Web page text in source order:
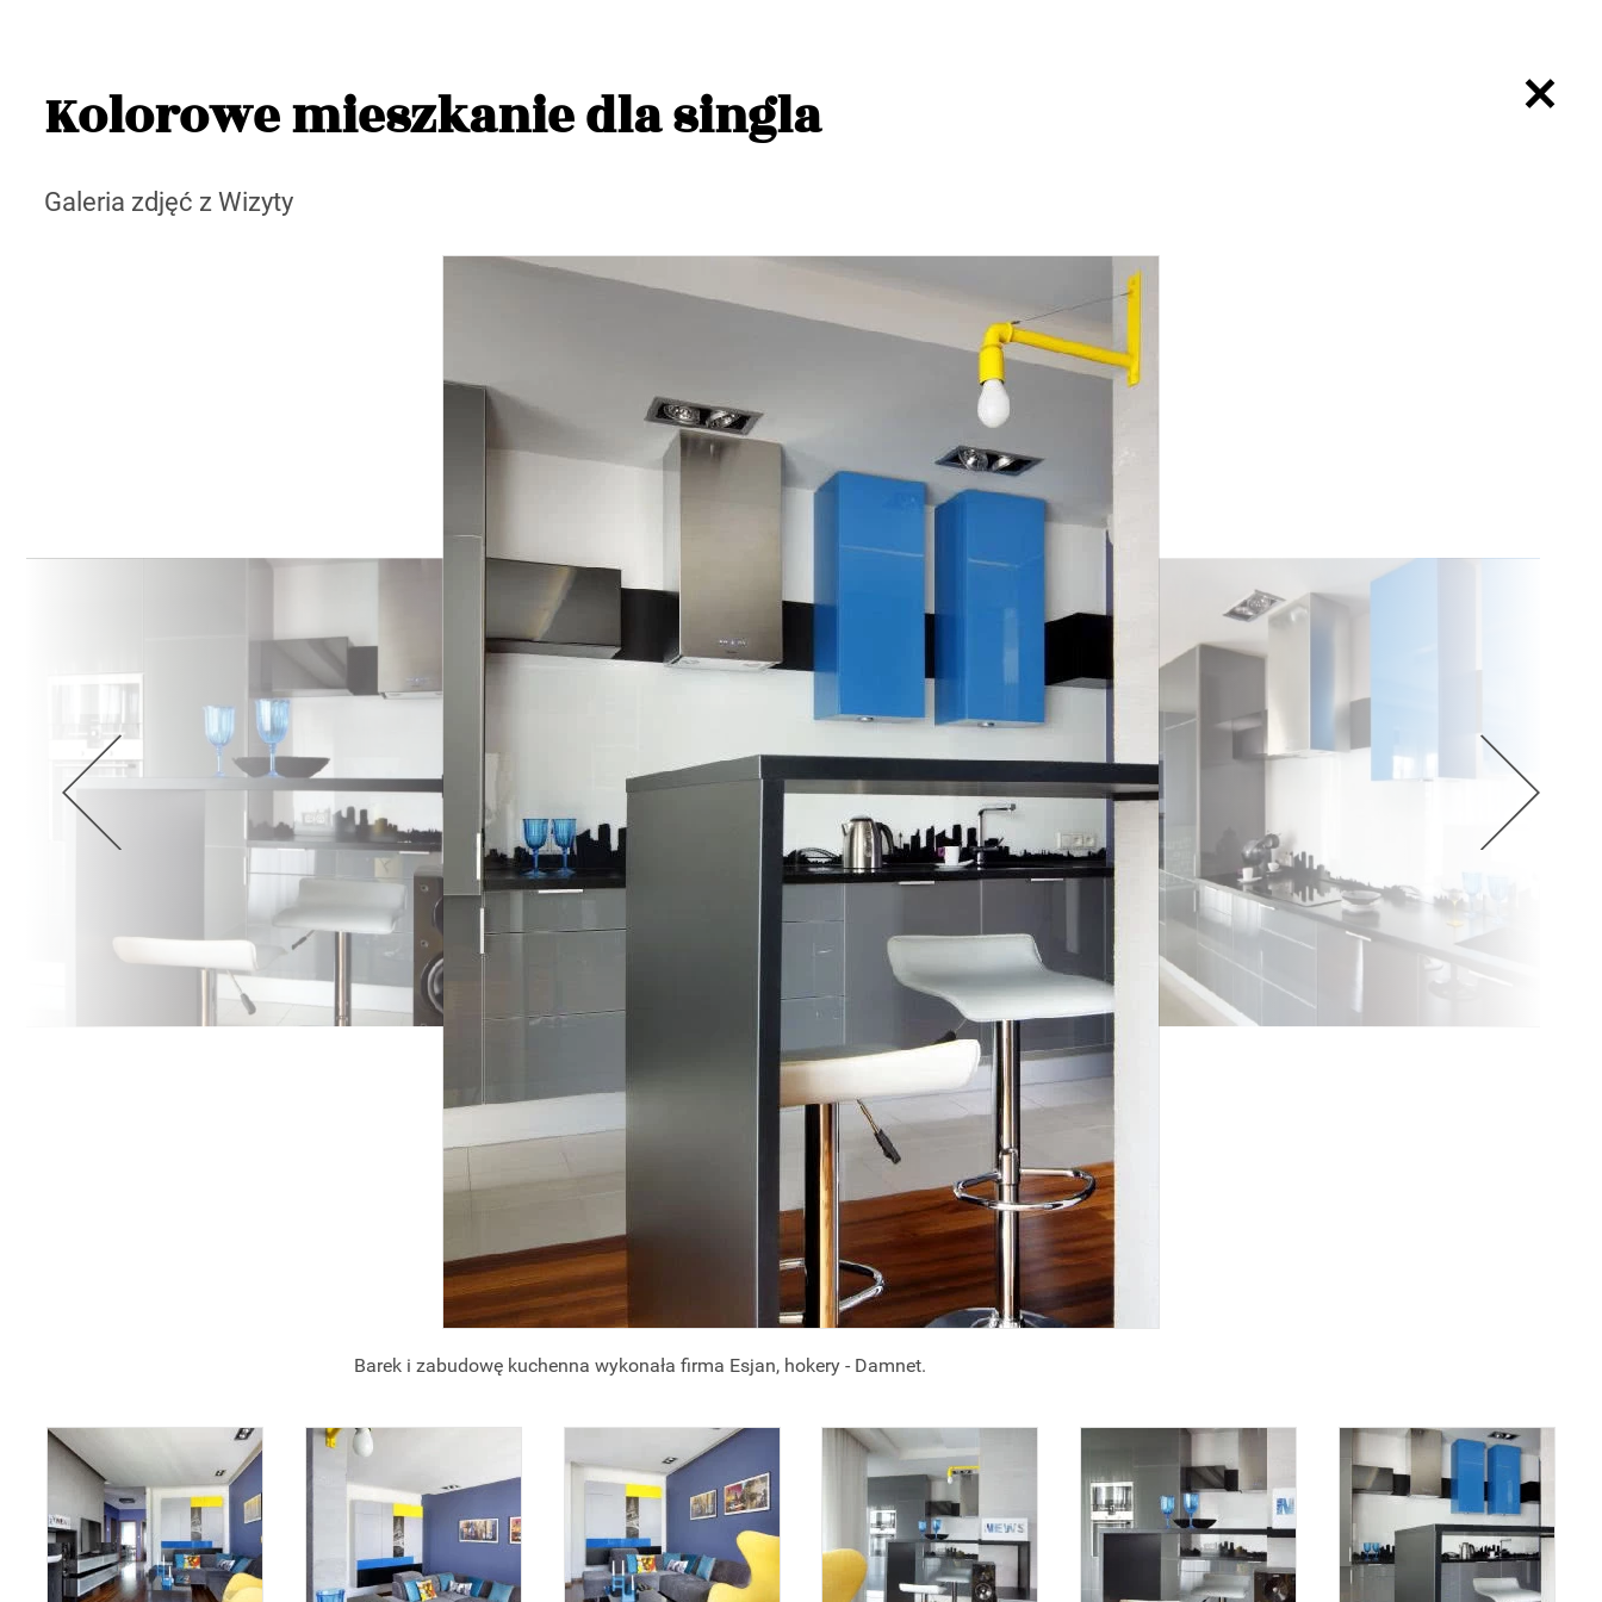
Kolorowe mieszkanie dla singla
Galeria zdjęć z Wizyty
Barek i zabudowę kuchenna wykonała firma Esjan, hokery - Damnet.